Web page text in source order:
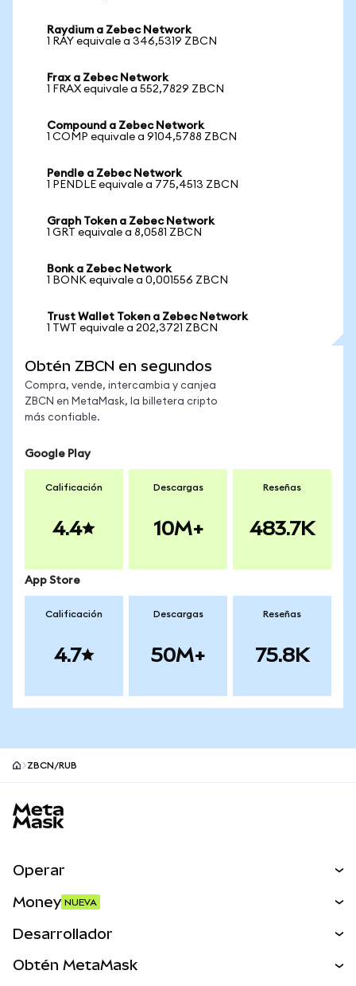
Raydium a Zebec Network
1 RAY equivale a 346,5319 ZBCN
Frax a Zebec Network
1 FRAX equivale a 552,7829 ZBCN
Compound a Zebec Network
1 COMP equivale a 9104,5788 ZBCN
Pendle a Zebec Network
1 PENDLE equivale a 775,4513 ZBCN
Graph Token a Zebec Network
1 GRT equivale a 8,0581 ZBCN
Bonk a Zebec Network
1 BONK equivale a 0,001556 ZBCN
Trust Wallet Token a Zebec Network
1 TWT equivale a 202,3721 ZBCN
Obtén ZBCN en segundos
Compra, vende, intercambia y canjea
ZBCN en MetaMask, la billetera cripto
más confiable.
Google Play
Calificación
4.4
Descargas
10M+
Reseñas
483.7K
App Store
Calificación
4.7
Descargas
50M+
Reseñas
75.8K
ZBCN/RUB
Operar
Activos del mundo real
Money NUEVA
Desarrollador
Obtén MetaMask